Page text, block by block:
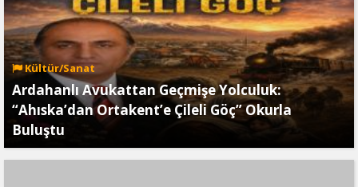
Kültür/Sanat
Ardahanlı Avukattan Geçmişe Yolculuk:
“Ahıska’dan Ortakent’e Çileli Göç” Okurla
Buluştu